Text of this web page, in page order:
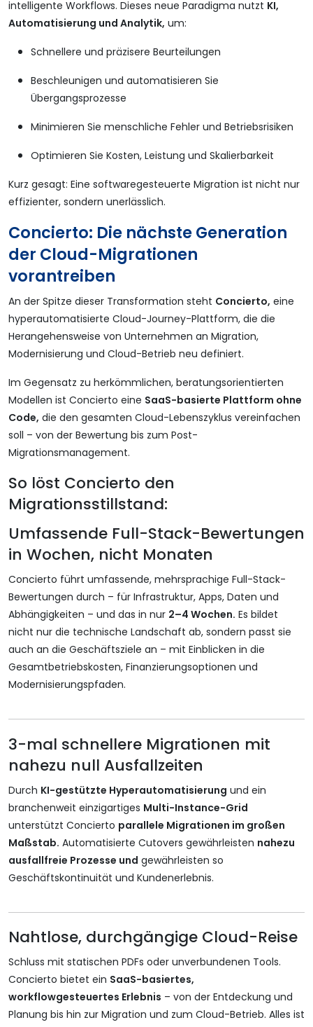
intelligente Workflows. Dieses neue Paradigma nutzt KI,
Automatisierung und Analytik, um:
Schnellere und präzisere Beurteilungen
Beschleunigen und automatisieren Sie
Übergangsprozesse
Minimieren Sie menschliche Fehler und Betriebsrisiken
Optimieren Sie Kosten, Leistung und Skalierbarkeit
Kurz gesagt: Eine softwaregesteuerte Migration ist nicht nur
effizienter, sondern unerlässlich.
Concierto: Die nächste Generation
der Cloud-Migrationen
vorantreiben
An der Spitze dieser Transformation steht Concierto, eine
hyperautomatisierte Cloud-Journey-Plattform, die die
Herangehensweise von Unternehmen an Migration,
Modernisierung und Cloud-Betrieb neu definiert.
Im Gegensatz zu herkömmlichen, beratungsorientierten
Modellen ist Concierto eine SaaS-basierte Plattform ohne
Code, die den gesamten Cloud-Lebenszyklus vereinfachen
soll – von der Bewertung bis zum Post-
Migrationsmanagement.
So löst Concierto den
Migrationsstillstand:
Umfassende Full-Stack-Bewertungen
in Wochen, nicht Monaten
Concierto führt umfassende, mehrsprachige Full-Stack-
Bewertungen durch – für Infrastruktur, Apps, Daten und
Abhängigkeiten – und das in nur 2–4 Wochen. Es bildet
nicht nur die technische Landschaft ab, sondern passt sie
auch an die Geschäftsziele an – mit Einblicken in die
Gesamtbetriebskosten, Finanzierungsoptionen und
Modernisierungspfaden.
3-mal schnellere Migrationen mit
nahezu null Ausfallzeiten
Durch KI-gestützte Hyperautomatisierung und ein
branchenweit einzigartiges Multi-Instance-Grid
unterstützt Concierto parallele Migrationen im großen
Maßstab. Automatisierte Cutovers gewährleisten nahezu
ausfallfreie Prozesse und gewährleisten so
Geschäftskontinuität und Kundenerlebnis.
Nahtlose, durchgängige Cloud-Reise
Schluss mit statischen PDFs oder unverbundenen Tools.
Concierto bietet ein SaaS-basiertes,
workflowgesteuertes Erlebnis – von der Entdeckung und
Planung bis hin zur Migration und zum Cloud-Betrieb. Alles ist